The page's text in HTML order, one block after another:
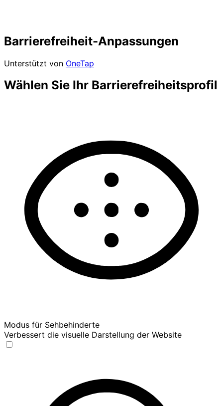
Barrierefreiheit-Anpassungen
Unterstützt von OneTap
Wählen Sie Ihr Barrierefreiheitsprofil
Modus für Sehbehinderte
Verbessert die visuelle Darstellung der Website